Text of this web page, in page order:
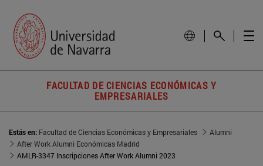
FACULTAD DE CIENCIAS ECONÓMICAS Y
EMPRESARIALES
Estás en: Facultad de Ciencias Económicas y Empresariales
Alumni
After Work Alumni Económicas Madrid
AMLR-3347 Inscripciones After Work Alumni 2023